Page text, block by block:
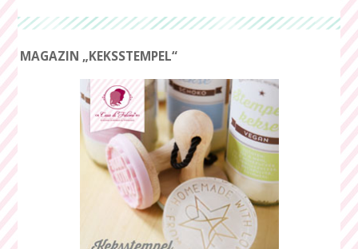
MAGAZIN „KEKSSTEMPEL“